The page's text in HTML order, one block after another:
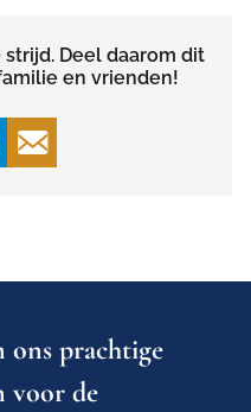
Deel daarom dit
en vrienden!
prachtige
voor de